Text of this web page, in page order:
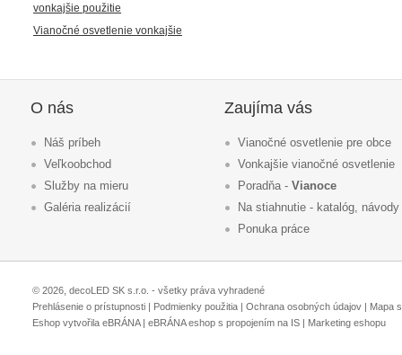
vonkajšie použitie
Vianočné osvetlenie vonkajšie
O nás
Náš príbeh
Veľkoobchod
Služby na mieru
Galéria realizácií
Zaujíma vás
Vianočné osvetlenie pre obce
Vonkajšie vianočné osvetlenie
Poradňa - Vianoce
Na stiahnutie - katalóg, návody
Ponuka práce
© 2026, decoLED SK s.r.o. - všetky práva vyhradené
Prehlásenie o prístupnosti | Podmienky použitia | Ochrana osobných údajov | Mapa
Eshop vytvořila eBRÁNA| eBRÁNA eshop s propojením na IS | Marketing eshopu